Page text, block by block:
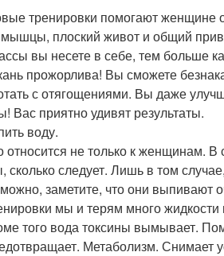
тренировки помогают женщине
плоский живот и общий
вы несете в себе, тем больше
прожорлива! Вы сможете
с отягощениями. Вы даже
Вас приятно удивят результаты.
воду.
относится не только к женщинам.
сколько следует. Лишь в том
заметите, что они выпивают
мы и терям много
того вода токсины вымывает.
Метаболизм. Снимает